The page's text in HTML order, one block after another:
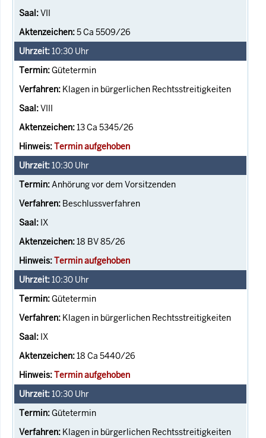
VII
5 Ca 5509/26
10:30 Uhr
Gütetermin
Klagen in bürgerlichen Rechtsstreitigkeiten
VIII
13 Ca 5345/26
Termin aufgehoben
10:30 Uhr
Anhörung vor dem Vorsitzenden
Beschlussverfahren
IX
18 BV 85/26
Termin aufgehoben
10:30 Uhr
Gütetermin
Klagen in bürgerlichen Rechtsstreitigkeiten
IX
18 Ca 5440/26
Termin aufgehoben
10:30 Uhr
Gütetermin
Klagen in bürgerlichen Rechtsstreitigkeiten